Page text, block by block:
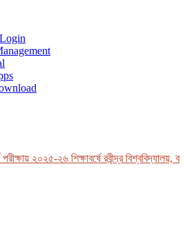
২০২৫-২৬ শিক্ষাবর্ষে রবীন্দ্র বিশ্ববিদ্যালয়,